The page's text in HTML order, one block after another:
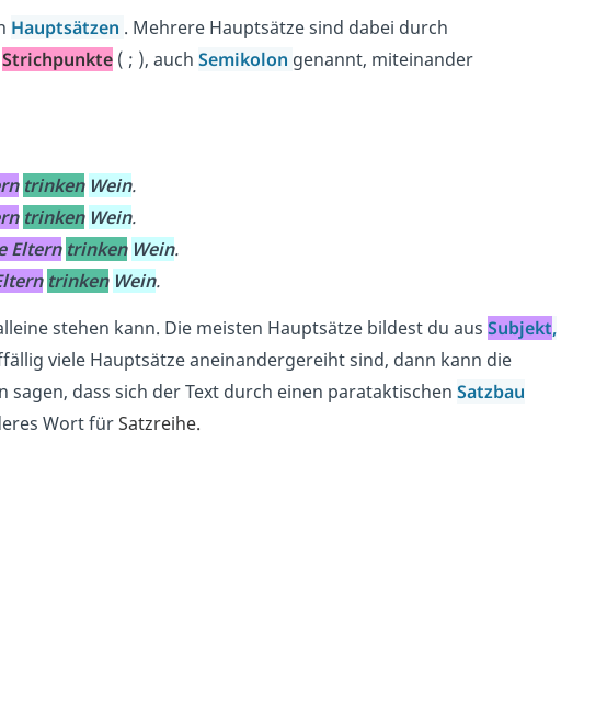
Hauptsätzen . Mehrere Hauptsätze sind dabei durch
Strichpunkte ( ; ), auch Semikolon genannt, miteinander
trinken Wein.
trinken Wein.
Eltern trinken Wein.
trinken Wein.
stehen kann. Die meisten Hauptsätze bildest du aus Subjekt,
viele Hauptsätze aneinandergereiht sind, dann kann die
sagen, dass sich der Text durch einen parataktischen Satzbau
Wort fürSatzreihe.